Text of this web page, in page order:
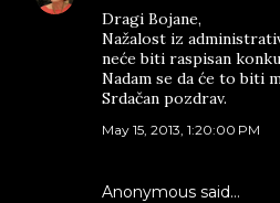
Dragi Bojane,
Nažalost iz
neće biti raspisan
Nadam se da će to biti
Srdačan pozdrav.
May 15, 2013, 1:20:00 PM
Anonymous said…